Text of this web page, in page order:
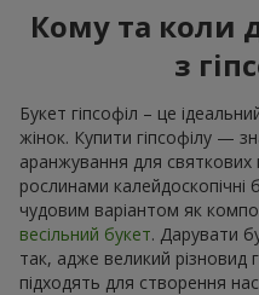
Кому та коли
з
Букет гіпсофіл – це
жінок. Купити гіпсофілу —
аранжування для святкових
рослинами калейдоскопічні
чудовим варіантом як
весільний букет. Дарувати
так, адже великий різновид
підходять для створення